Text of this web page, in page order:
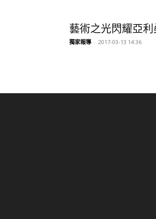
藝術之光閃耀亞利
獨家報導 - 2017-03-13 14:36